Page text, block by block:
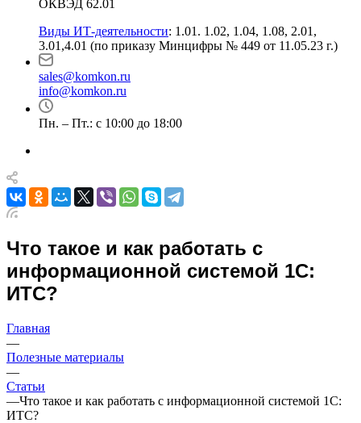
ОКВЭД 62.01
Виды ИТ-деятельности: 1.01. 1.02, 1.04, 1.08, 2.01,
3.01,4.01 (по приказу Минцифры № 449 от 11.05.23 г.)
sales@komkon.ru
info@komkon.ru
Пн. – Пт.: с 10:00 до 18:00
Что такое и как работать с
информационной системой 1С:
ИТС?
Главная
—
Полезные материалы
—
Статьи
—Что такое и как работать с информационной системой 1С:
ИТС?